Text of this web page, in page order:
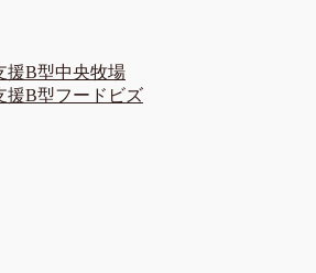
援B型中央牧場
援B型フードビズ